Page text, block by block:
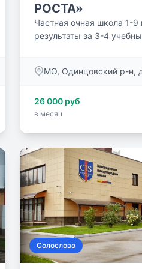
РОСТА»
Частная очная школа 1-
результаты за 3-4
выстроенный учебный
родителями. Профильные
математика, русский и
Дети будут развиваться
традиционных
поддержки!
МО, Одинцовский р-н,
26 000 руб
в месяц
Солослово